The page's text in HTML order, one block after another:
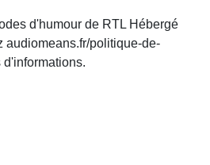
d'humour de RTL Hébergé
audiomeans.fr/politique-de-